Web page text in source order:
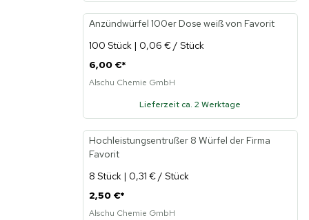
Neu
Anzündwürfel 100er Dose weiß von Favorit
100 Stück | 0,06 € / Stück
6,00 €*
Alschu Chemie GmbH
Lieferzeit ca. 2 Werktage
Neu
Hochleistungsentrußer 8 Würfel der Firma
Favorit
8 Stück | 0,31 € / Stück
2,50 €*
Alschu Chemie GmbH